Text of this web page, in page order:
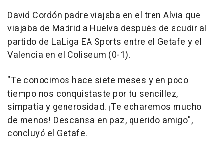
David Cordón padre viajaba en el tren Alvia que
viajaba de Madrid a Huelva después de acudir al
partido de LaLiga EA Sports entre el Getafe y el
Valencia en el Coliseum (0-1).
"Te conocimos hace siete meses y en poco
tiempo nos conquistaste por tu sencillez,
simpatía y generosidad. ¡Te echaremos mucho
de menos! Descansa en paz, querido amigo",
concluyó el Getafe.